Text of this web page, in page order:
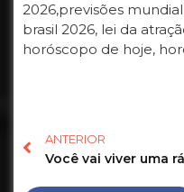
2026,previsões
brasil 2026, lei da
horóscopo de hoje,
ANTERIOR